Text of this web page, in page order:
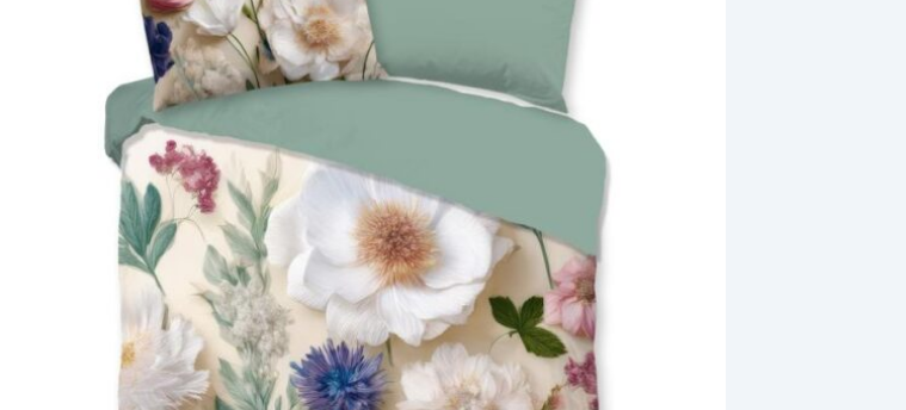
Hoofdkussens
Matrasbeschermers
Grijs
Bruin
Creme
Roze
Paars
Rood
Oranje
1-persoons
Ledikant